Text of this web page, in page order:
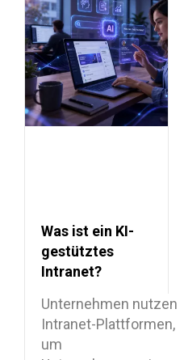
Was ist ein KI-
gestütztes
Intranet?
Funktionen und
Anwendungsfälle
Unternehmen nutzen
Intranet-Plattformen,
um